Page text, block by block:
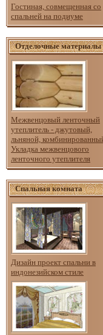
Гостиная, совмещенная со
спальней на подиуме
Отделочные материалы
Межвенцовый ленточный
утеплитель - джутовый,
льняной,
Укладка межвенцового
ленточного утеплителя
Спальная комната
Дизайн проект спальни в
индонезийском стиле